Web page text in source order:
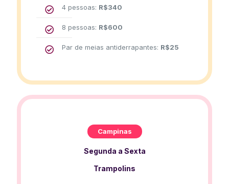
4 pessoas: R$340
8 pessoas: R$600
Par de meias antiderrapantes: R$25
Campinas
Segunda a Sexta
Trampolins